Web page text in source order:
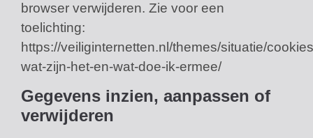
browser verwijderen. Zie voor een
toelichting:
https://veiliginternetten.nl/themes/situatie/
wat-zijn-het-en-wat-doe-ik-ermee/
Gegevens inzien, aanpassen of
verwijderen